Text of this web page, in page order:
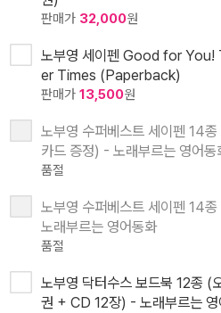
판매가 32,000원
노부영 세이펜 Good for
er Times (Paperback)
판매가 13,500원
노부영 수퍼베스트 세이펜 14
카드 증정) - 노래부르는 영어동
품절
노부영 수퍼베스트 세이펜 14
노래부르는 영어동화
품절
노부영 닥터수스 보드북 12종
권 + CD 12장) - 노래부르는 영